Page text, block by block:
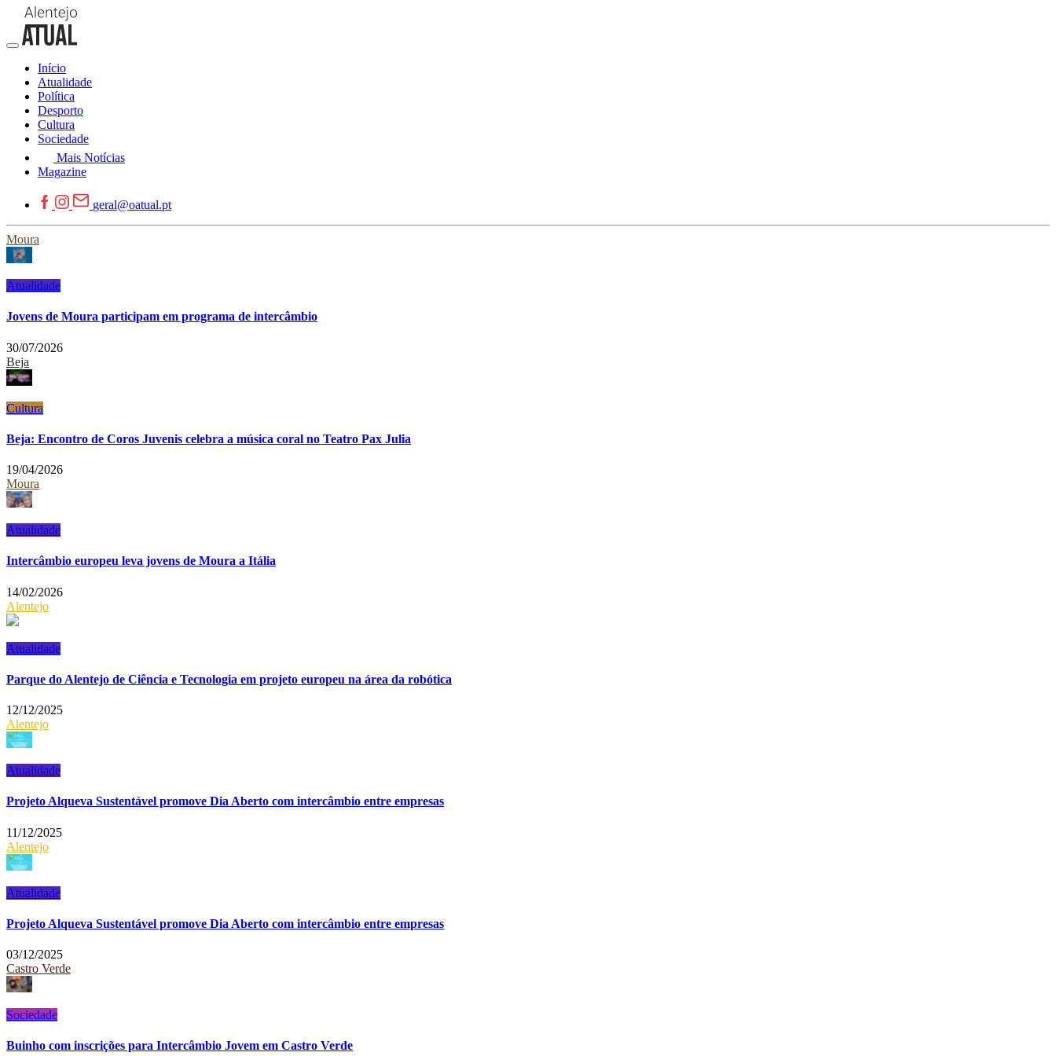
Início
Atualidade
Política
Desporto
Cultura
Sociedade
Mais Notícias
Magazine
geral@oatual.pt
Moura
Atualidade
Jovens de Moura participam em programa de intercâmbio
30/07/2026
Beja
Cultura
Beja: Encontro de Coros Juvenis celebra a música coral no Teatro Pax Julia
19/04/2026
Moura
Atualidade
Intercâmbio europeu leva jovens de Moura a Itália
14/02/2026
Alentejo
Atualidade
Parque do Alentejo de Ciência e Tecnologia em projeto europeu na área da robótica
12/12/2025
Alentejo
Atualidade
Projeto Alqueva Sustentável promove Dia Aberto com intercâmbio entre empresas
11/12/2025
Alentejo
Atualidade
Projeto Alqueva Sustentável promove Dia Aberto com intercâmbio entre empresas
03/12/2025
Castro Verde
Sociedade
Buinho com inscrições para Intercâmbio Jovem em Castro Verde